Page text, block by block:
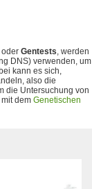
oder Gentests, werden
DNS) verwenden, um
kann es sich,
also die
die Untersuchung von
dem Genetischen